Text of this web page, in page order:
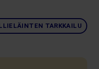
TARKKAILU